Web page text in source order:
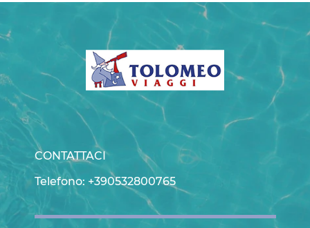
CONTATTACI
Telefono: +390532800765